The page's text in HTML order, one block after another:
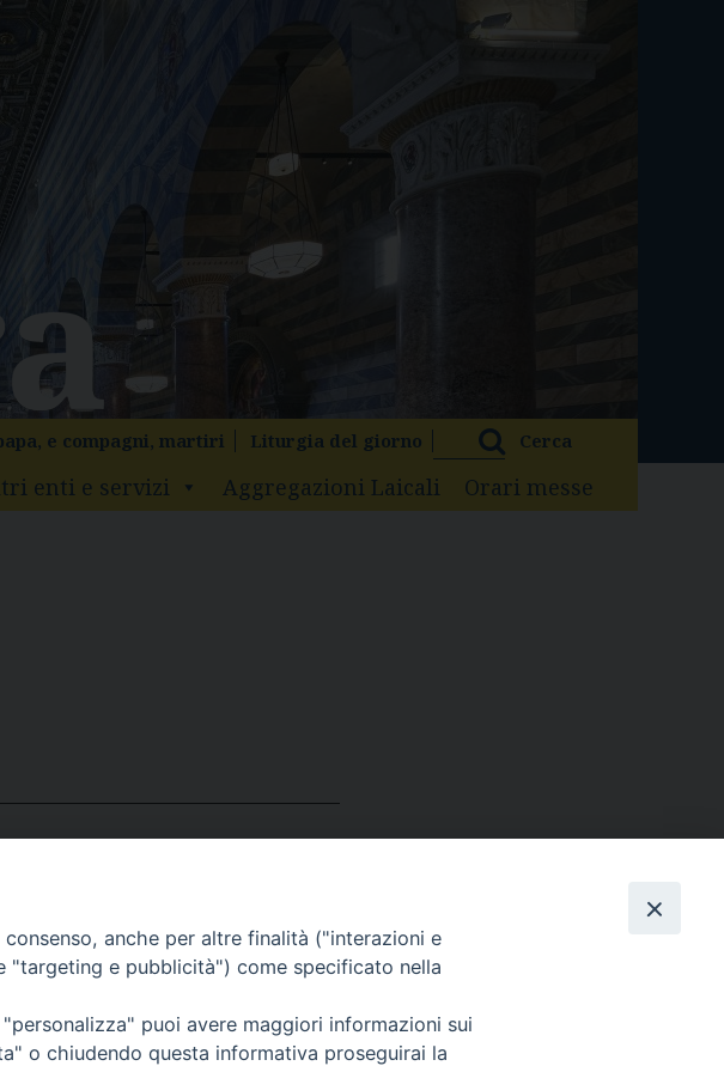
e compagni, martiri Liturgia del giorno Cerca
enti e servizi Aggregazioni Laicali Orari messe
Policy
anche per altre finalità ("interazioni e
"targeting e pubblicità") come specificato nella
puoi avere maggiori informazioni sui
o chiudendo questa informativa proseguirai la